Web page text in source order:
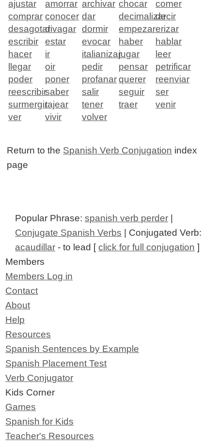
ajustar amorrar archivar chocar
comer
comprar conocer dar decimalizardecir
desagotardivagar dormir empezarerizar
escribir
estar evocar haber
hablar
hacer
ir italianizarjugar
leer
llegar
oir pedir pensar
petrificar
poder
poner profanar querer
reenviar
reescribirsaber salir seguir
ser
surmergirtajear tener traer
venir
ver
vivir volver
Return to the Spanish Verb Conjugation index
page
Popular Phrase:spanish verb perder
Conjugate Spanish Verbs | Conjugated Verb:
acaudillar - to lead [click for full conjugation ]
Members
Members Log in
Contact
About
Help
Resources
Spanish Sentences by Example
Spanish Placement Test
Verb Conjugator
Kids Corner
Games
Spanish for Kids
Teacher's Resources